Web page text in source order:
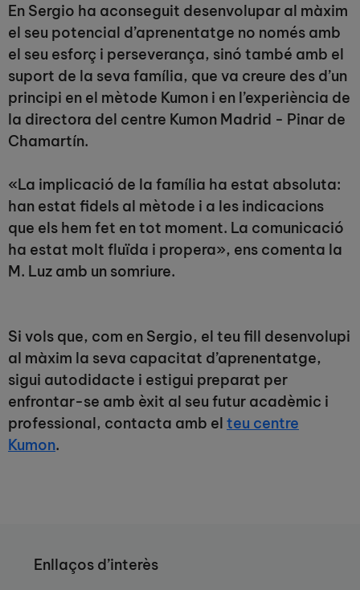
En Sergio ha aconseguit desenvolupar al màxim
el seu potencial d’aprenentatge no només amb
el seu esforç i perseverança, sinó també amb el
suport de la seva família, que va creure des d’un
principi en el mètode Kumon i en l’experiència de
la directora del centre Kumon Madrid - Pinar de
Chamartín.
«La implicació de la família ha estat absoluta:
han estat fidels al mètode i a les indicacions
que els hem fet en tot moment. La comunicació
ha estat molt fluïda i propera», ens comenta la
M. Luz amb un somriure.
Si vols que, com en Sergio, el teu fill desenvolupi
al màxim la seva capacitat d’aprenentatge,
sigui autodidacte i estigui preparat per
enfrontar-se amb èxit al seu futur acadèmic i
professional, contacta amb el teu centre
Kumon.
Enllaços d’interès